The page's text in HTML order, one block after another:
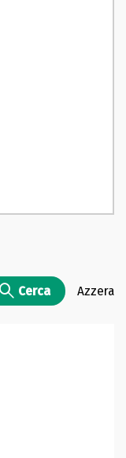
Cerca Azzera